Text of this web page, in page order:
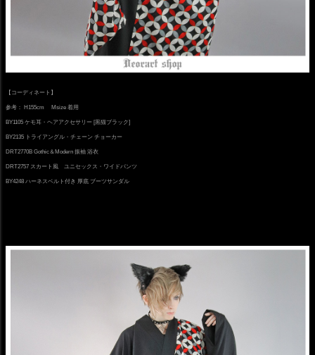
【コーディネート】
参考： H155cm Msize 着用
BY1105 ケモ耳・ヘアアクセサリー [黒猫ブラック]
BY2135 トライアングル・チェーン チョーカー
DRT2770B Gothic＆Modern 振袖 浴衣
DRT2757 スカート風 ユニセックス・ワイドパンツ
BY4248 ハーネスベルト付き 厚底 ブーツサンダル